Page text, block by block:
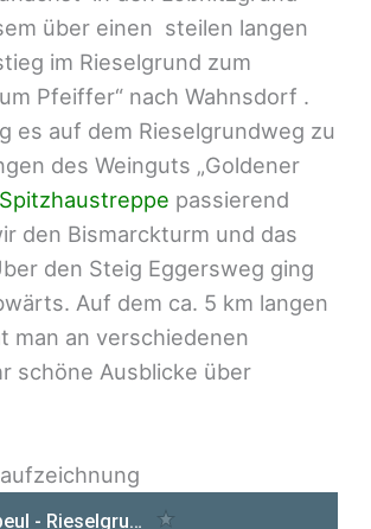
über einen steilen langen
im Rieselgrund zum
Pfeiffer“ nach Wahnsdorf .
es auf dem Rieselgrundweg zu
des Weinguts „Goldener
Spitzhaustreppe passierend
den Bismarckturm und das
den Steig Eggersweg ging
Auf dem ca. 5 km langen
man an verschiedenen
schöne Ausblicke über